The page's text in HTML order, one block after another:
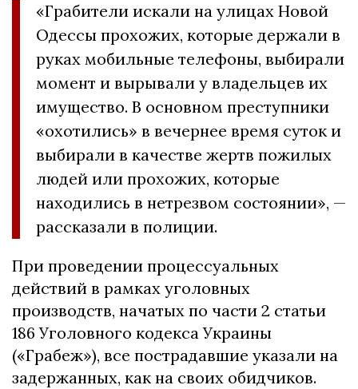
«Грабители искали на улицах Новой
Одессы прохожих, которые держали в
руках мобильные телефоны, выбирали
момент и вырывали у владельцев их
имущество. В основном преступники
«охотились» в вечернее время суток и
выбирали в качестве жертв пожилых
людей или прохожих, которые
находились в нетрезвом состоянии», —
рассказали в полиции.
При проведении процессуальных
действий в рамках уголовных
производств, начатых по части 2 статьи
186 Уголовного кодекса Украины
(«Грабеж»), все пострадавшие указали на
задержанных, как на своих обидчиков.